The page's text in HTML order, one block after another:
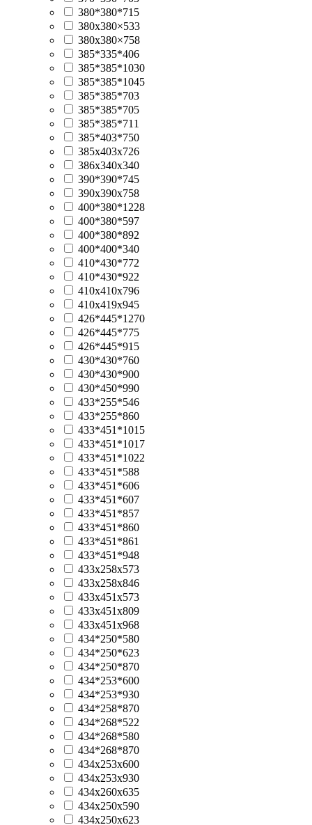
380*380*715
380х380×533
380х380×758
385*335*406
385*385*1030
385*385*1045
385*385*703
385*385*705
385*385*711
385*403*750
385x403x726
386x340x340
390*390*745
390х390х758
400*380*1228
400*380*597
400*380*892
400*400*340
410*430*772
410*430*922
410х410х796
410х419х945
426*445*1270
426*445*775
426*445*915
430*430*760
430*430*900
430*450*990
433*255*546
433*255*860
433*451*1015
433*451*1017
433*451*1022
433*451*588
433*451*606
433*451*607
433*451*857
433*451*860
433*451*861
433*451*948
433х258х573
433х258х846
433х451х573
433х451х809
433х451х968
434*250*580
434*250*623
434*250*870
434*253*600
434*253*930
434*258*870
434*268*522
434*268*580
434*268*870
434x253x600
434x253x930
434x260x635
434х250х590
434х250х623